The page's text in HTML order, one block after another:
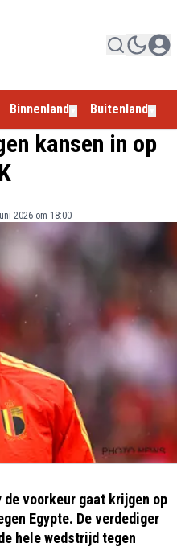
Binnenland Buitenland
kansen in op
2026 om 18:00
voorkeur gaat krijgen op
Egypte. De verdediger
hele wedstrijd tegen